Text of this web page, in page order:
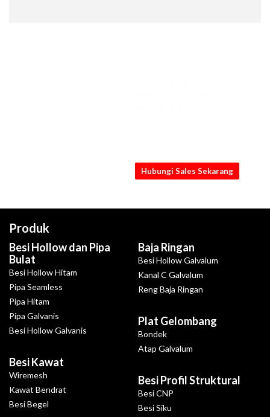
Hubungi Sales Sekarang
Produk
Besi Hollow dan Pipa
Bulat
Besi Hollow Hitam
Pipa Seamless
Pipa Hitam
Pipa Galvanis
Besi Hollow Galvanis
Besi Kawat
Wiremesh
Kawat Bendrat
Besi Begel
Baja Ringan
Besi Hollow Galvalum
Kanal C Galvalum
Reng Baja Ringan
Plat Gelombang
Bondek
Atap Galvalum
Besi Profil Struktural
Besi CNP
Besi Siku